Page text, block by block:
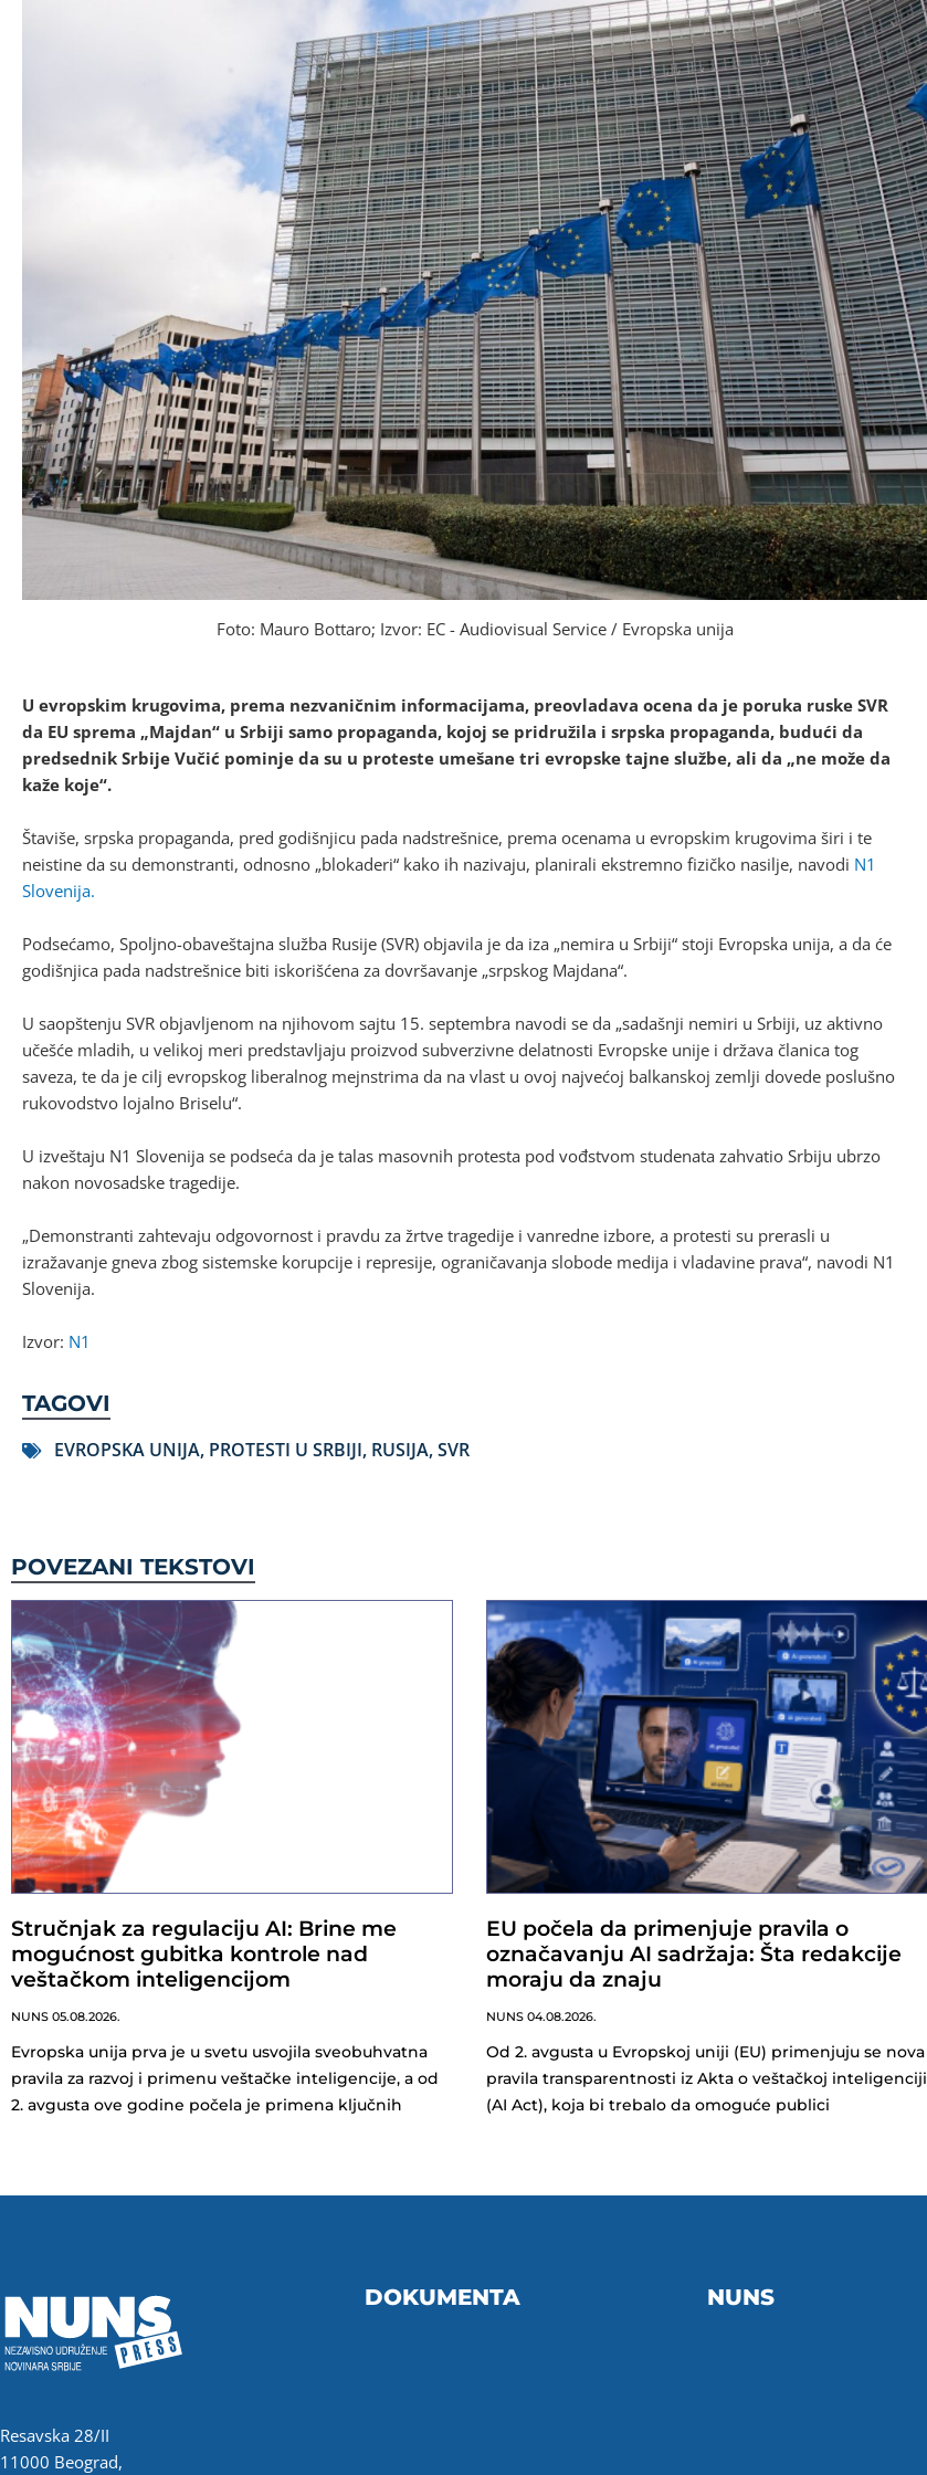
Foto: Mauro Bottaro; Izvor: EC - Audiovisual Service / Evropska unija
U evropskim krugovima, prema nezvaničnim informacijama, preovladava ocena da je poruka ruske SVR
da EU sprema „Majdan“ u Srbiji samo propaganda, kojoj se pridružila i srpska propaganda, budući da
predsednik Srbije Vučić pominje da su u proteste umešane tri evropske tajne službe, ali da „ne može da
kaže koje“.
Štaviše, srpska propaganda, pred godišnjicu pada nadstrešnice, prema ocenama u evropskim krugovima širi i te
neistine da su demonstranti, odnosno „blokaderi“ kako ih nazivaju, planirali ekstremno fizičko nasilje, navodi N1
Slovenija.
Podsećamo, Spoljno-obaveštajna služba Rusije (SVR) objavila je da iza „nemira u Srbiji“ stoji Evropska unija, a da će
godišnjica pada nadstrešnice biti iskorišćena za dovršavanje „srpskog Majdana“.
U saopštenju SVR objavljenom na njihovom sajtu 15. septembra navodi se da „sadašnji nemiri u Srbiji, uz aktivno
učešće mladih, u velikoj meri predstavljaju proizvod subverzivne delatnosti Evropske unije i država članica tog
saveza, te da je cilj evropskog liberalnog mejnstrima da na vlast u ovoj najvećoj balkanskoj zemlji dovede poslušno
rukovodstvo lojalno Briselu“.
U izveštaju N1 Slovenija se podseća da je talas masovnih protesta pod vođstvom studenata zahvatio Srbiju ubrzo
nakon novosadske tragedije.
„Demonstranti zahtevaju odgovornost i pravdu za žrtve tragedije i vanredne izbore, a protesti su prerasli u
izražavanje gneva zbog sistemske korupcije i represije, ograničavanja slobode medija i vladavine prava“, navodi N1
Slovenija.
Izvor: N1
TAGOVI
EVROPSKA UNIJA, PROTESTI U SRBIJI, RUSIJA,SVR
POVEZANI TEKSTOVI
Stručnjak za regulaciju AI: Brine me
mogućnost gubitka kontrole nad
veštačkom inteligencijom
NUNS 05.08.2026.
Evropska unija prva je u svetu usvojila sveobuhvatna
pravila za razvoj i primenu veštačke inteligencije, a od
2. avgusta ove godine počela je primena ključnih
EU počela da primenjuje pravila o
označavanju AI sadržaja: Šta redakcije
moraju da znaju
NUNS 04.08.2026.
Od 2. avgusta u Evropskoj uniji (EU) primenjuju se nova
pravila transparentnosti iz Akta o veštačkoj inteligenciji
(AI Act), koja bi trebalo da omoguće publici
Resavska 28/II
11000 Beograd,
DOKUMENTA NUNS